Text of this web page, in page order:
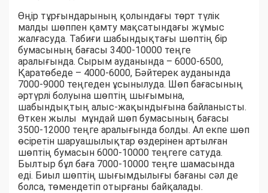
Өңір тұрғындарының қолындағы төрт түлік
малды шөппен қамту мақсатындағы жұмыс
жалғасуда. Табиғи шабындықтағы шөптің бір
бумасының бағасы 3400-10000 теңге
аралығында. Сырым ауданында – 6000-6500,
Қаратөбеде – 4000-6000, Бәйтерек ауданында
7000-9000 теңгеден ұсынылуда. Шөп бағасының
әртүрлі болуына шөптің шығымына,
шабындықтың алыс-жақындығына байланысты.
Өткен жылы мұндай шөп бумасының бағасы
3500-12000 теңге аралығында болды. Ал екпе шөп
өсіретін шаруашылықтар өздерінен артылған
шөптің бумасын 6000-10000 теңгеге сатуда.
Былтыр бұл баға 7000-10000 теңге шамасында
еді. Биыл шөптің шығымдылығы бағаны сәл де
болса, төмендетіп отырғаны байқалады.